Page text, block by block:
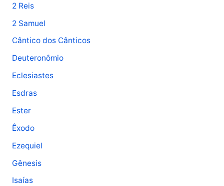
2 Reis
2 Samuel
Cântico dos Cânticos
Deuteronômio
Eclesiastes
Esdras
Ester
Êxodo
Ezequiel
Gênesis
Isaías